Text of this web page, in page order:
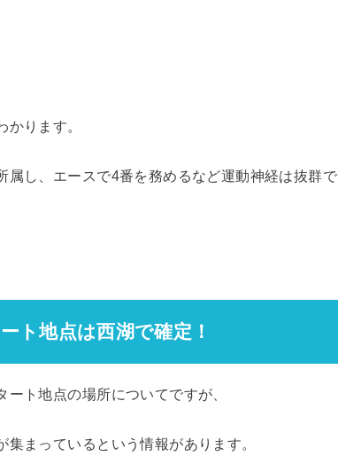
ります。
属し、エースで4番を務めるなど運動神経は抜群で
ト地点は西湖で確定！
ト地点の場所についてですが、
まっているという情報があります。